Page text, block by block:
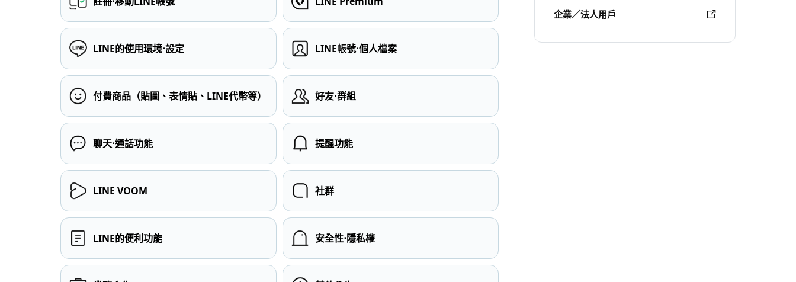
企業／法人用戶
LINE的使用環境⋅設定 LINE帳號⋅個人檔案
付費商品（貼圖、表情貼、LINE代幣等） 好友⋅群組
聊天⋅通話功能 提醒功能
LINE VOOM 社群
LINE的便利功能 安全性⋅隱私權